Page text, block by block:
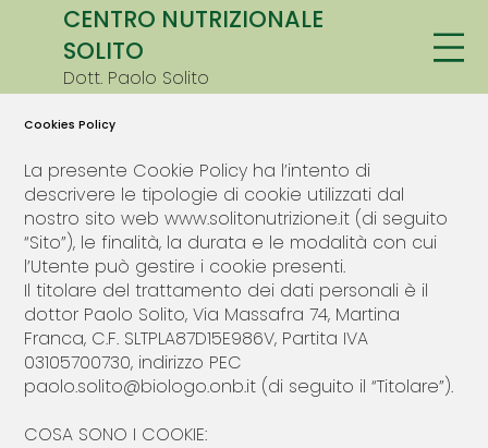
CENTRO NUTRIZIONALE
SOLITO
Dott. Paolo Solito
Cookies Policy
La presente Cookie Policy ha l’intento di
descrivere le tipologie di cookie utilizzati dal
nostro sito webwww.solitonutrizione.it (di seguito
“Sito”), le finalità, la durata e le modalità con cui
l’Utente può gestire i cookie presenti.
Il titolare del trattamento dei dati personali è il
dottor Paolo Solito, Via Massafra 74, Martina
Franca, C.F. SLTPLA87D15E986V, Partita IVA
03105700730, indirizzo PEC
paolo.solito@biologo.onb.it (di seguito il “Titolare”).
COSA SONO I COOKIE: